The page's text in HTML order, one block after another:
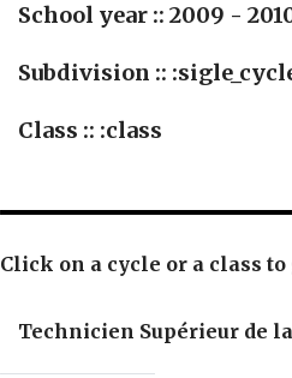
School year :: 2009 -
Subdivision ::
Class :: :class
Click on a cycle or a class
Technicien Supérieur de